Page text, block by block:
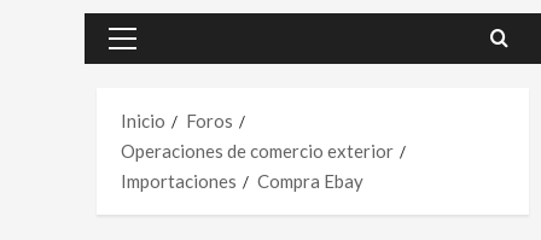
Inicio
Foros
Operaciones de comercio exterior
Importaciones
Compra Ebay